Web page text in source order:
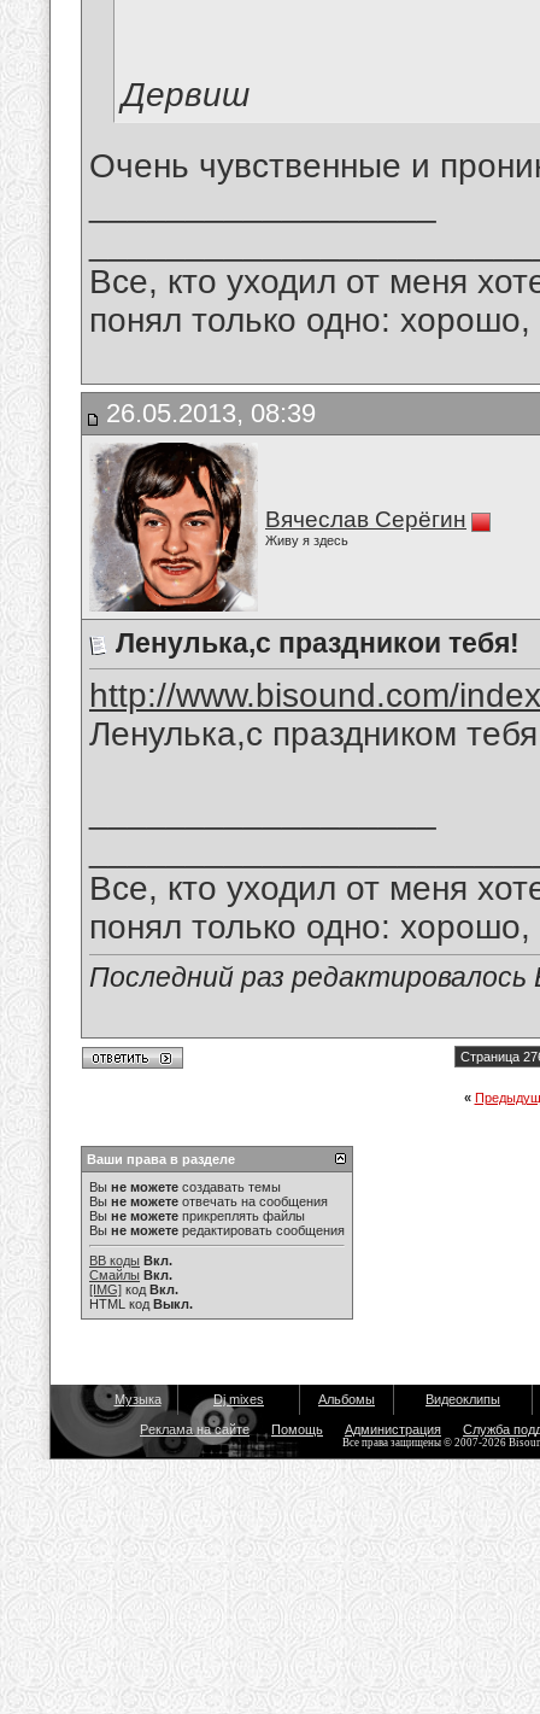
Дервиш
Очень чувственные и
Все, кто уходил от меня
понял только одно:
26.05.2013, 08:39
Вячеслав Серёгин
Живу я здесь
Ленулька,с праздникои тебя!
http://www.bisound.com/
Ленулька,с праздником
Все, кто уходил от меня
понял только одно:
Последний раз
Страница
«
Ваши права в разделе
Вы не можете создавать темы
Вы не можете отвечать на сообщения
Вы не можете прикреплять файлы
Вы не можете редактировать сообщения
BB коды Вкл.
Смайлы Вкл.
[IMG] код Вкл.
HTML код Выкл.
Музыка Dj mixes Альбомы Видеоклипы
Реклама на сайте Помощь Администрация Служба
Все права защищены © 2007-2026